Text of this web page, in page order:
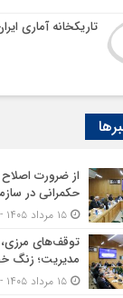
تاریکخانه آماری
از ضرورت
حکمرانی در
۱۵ مرداد ۱۴۰۵ - ۱۲:۵۴
توقف‌های
مدیریت؛ زنگ
۱۵ مرداد ۱۴۰۵ - ۱۲:۲۷